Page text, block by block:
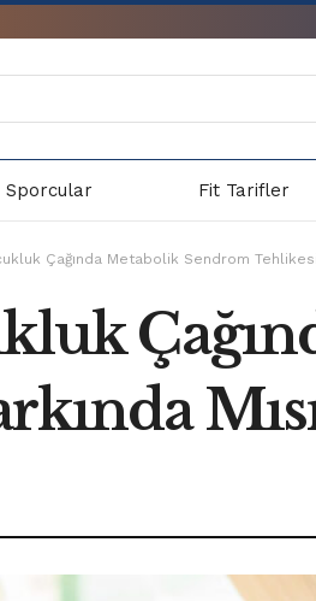
Sporcular Fit Tarifler
Çağında Metabolik Sendrom